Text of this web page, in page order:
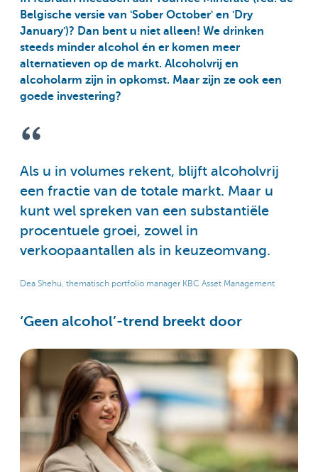
Belgische versie van 'Sober October' en 'Dry
January')? Dan bent u niet alleen! We drinken
steeds minder alcohol én er komen meer
alternatieven op de markt. Alcoholvrij en
alcoholarm zijn in opkomst. Maar zijn ze ook een
goede investering?
Als u in volumes rekent, blijft alcoholvrij
een fractie van de totale markt. Maar u
kunt wel spreken van een substantiële
procentuele groei, zowel in
verkoopaantallen als in keuzeomvang.
Dea Shehu, thematisch portfolio manager KBC Asset Management
‘Geen alcohol’-trend breekt door